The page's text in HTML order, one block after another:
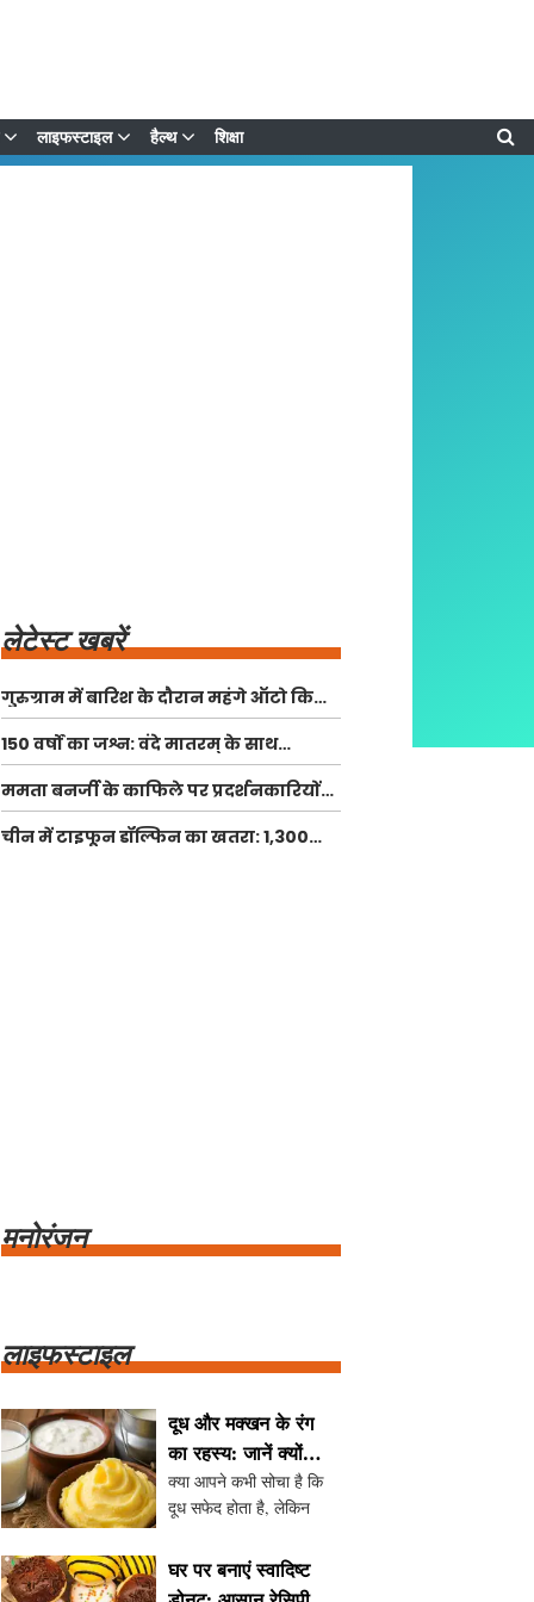
लाइफस्टाइल हैल्थ शिक्षा
लेटेस्ट खबरें
गुरुग्राम में बारिश के दौरान महंगे ऑटो किराए
का वीडियो हुआ वायरल, जानें क्या हुआ?
150 वर्षों का जश्न: वंदे मातरम् के साथ
देशभक्ति का कार्यक्रम
ममता बनर्जी के काफिले पर प्रदर्शनकारियों
का हमला, पुलिस पर उठे सवाल
चीन में टाइफून डॉल्फिन का खतरा: 1,300
मनोरंजन
लाइफस्टाइल
दूध और मक्खन के रंग
का रहस्य: जानें क्यों
होता है पीला
क्या आपने कभी सोचा है कि
दूध सफेद होता है, लेकिन
लेख में हम जानेंगे कि दूध के
रंग का रहस्य क्या है और
घर पर बनाएं स्वादिष्ट